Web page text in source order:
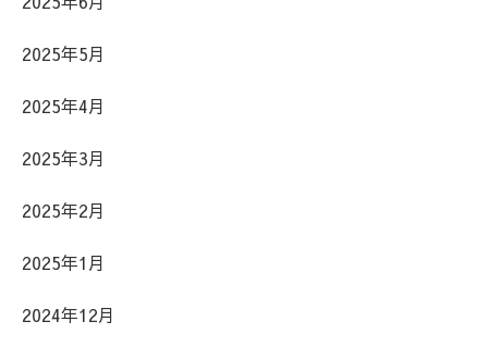
2025年5月
2025年4月
2025年3月
2025年2月
2025年1月
2024年12月